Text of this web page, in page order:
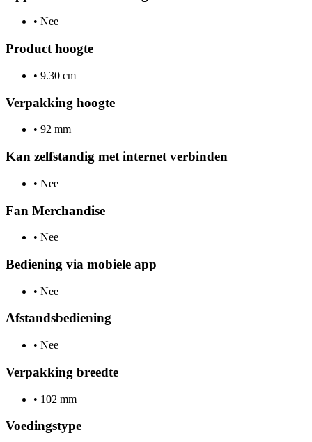
• Nee
Product hoogte
• 9.30 cm
Verpakking hoogte
• 92 mm
Kan zelfstandig met internet verbinden
• Nee
Fan Merchandise
• Nee
Bediening via mobiele app
• Nee
Afstandsbediening
• Nee
Verpakking breedte
• 102 mm
Voedingstype